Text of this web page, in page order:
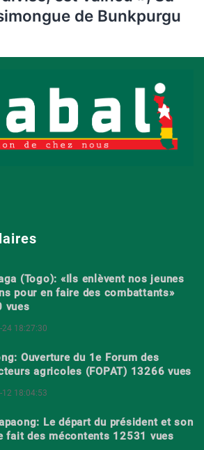
de Bunkpurgu
(Togo): «Ils enlèvent nos jeunes
pour en faire des combattants»
vues
24 18:27:30
Ouverture du 1e Forum des
agricoles (FOPAT) 13266 vues
12 18:04:53
Le départ du président et son
fait des mécontents 12531 vues